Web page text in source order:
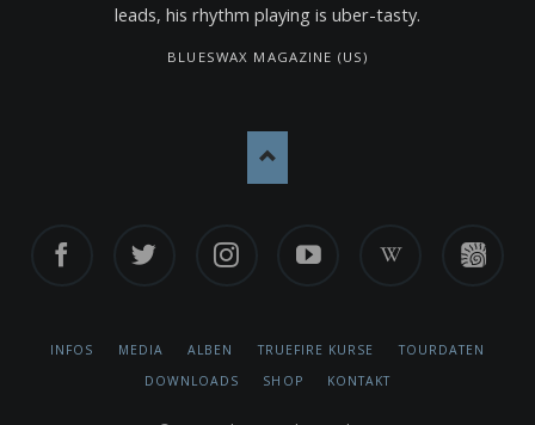
leads, his rhythm playing is uber-tasty.
BLUESWAX MAGAZINE (US)
NAVIGATION
INFOS MEDIA ALBEN TRUEFIRE KURSE
TOURDATEN
DOWNLOADS
SHOP KONTAKT